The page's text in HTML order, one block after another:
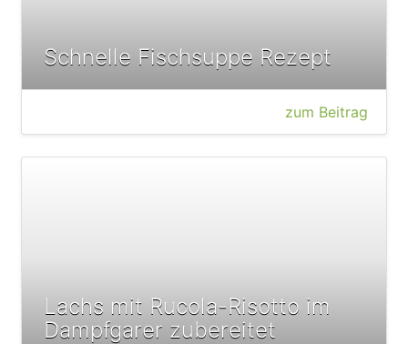
Schnelle Fischsuppe Rezept
zum Beitrag
Lachs mit Rucola-Risotto im
Dampfgarer zubereitet